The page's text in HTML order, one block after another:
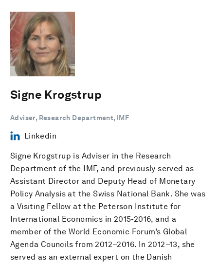
Signe Krogstrup
Adviser, Research Department, IMF
Linkedin
Signe Krogstrup is Adviser in the Research
Department of the IMF, and previously served as
Assistant Director and Deputy Head of Monetary
Policy Analysis at the Swiss National Bank. She was
a Visiting Fellow at the Peterson Institute for
International Economics in 2015-2016, and a
member of the World Economic Forum’s Global
Agenda Councils from 2012–2016. In 2012–13, she
served as an external expert on the Danish